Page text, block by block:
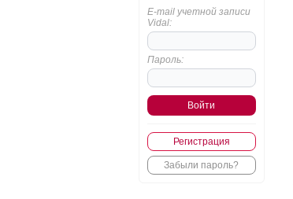
E-mail учетной записи
Vidal:
Пароль:
Регистрация
Забыли пароль?